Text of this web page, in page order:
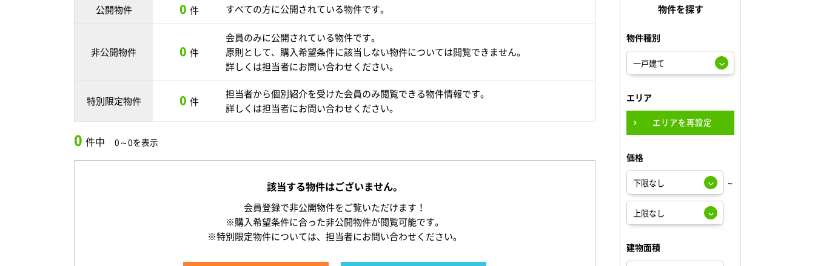
公開物件 0 件 すべての方に公開されている物件です。
非公開物件 0 件
会員のみに公開されている物件です。
原則として、購入希望条件に該当しない物件については閲覧できません。
詳しくは担当者にお問い合わせください。
特別限定物件 0 件
担当者から個別紹介を受けた会員のみ閲覧できる物件情報です。
詳しくは担当者にお問い合わせください。
0 件中 0～0を表示
該当する物件はございません。
会員登録で非公開物件をご覧いただけます！
※購入希望条件に合った非公開物件が閲覧可能です。
※特別限定物件については、担当者にお問い合わせください。
物件を探す
物件種別
エリア
エリアを再設定
価格
～
建物面積